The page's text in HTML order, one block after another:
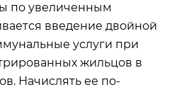
по увеличенным
введение двойной
услуги при
жильцов в
Начислять ее по-